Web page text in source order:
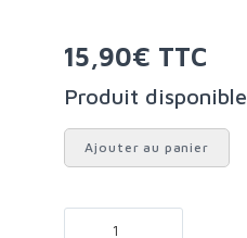
15,90€ TTC
Produit disponible
Ajouter au panier